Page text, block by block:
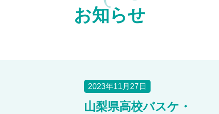
お知らせ
2023年11月27日
山梨県高校バスケ・